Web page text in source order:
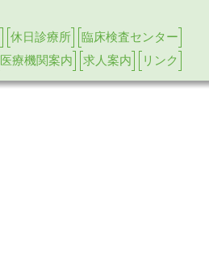
休日診療所
臨床検査センター
医療機関案内 求人案内 リンク